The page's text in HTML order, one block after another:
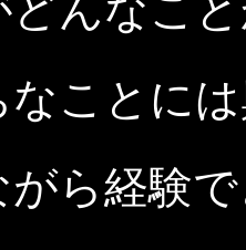
どんなこ
なことに
がら経験